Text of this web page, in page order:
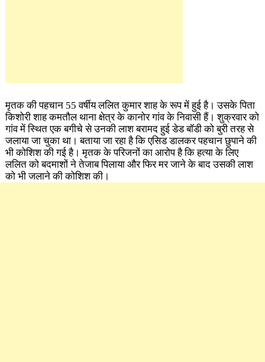
मृतक की पहचान 55 वर्षीय ललित कुमार शाह के रूप में हुई है। उसके पिता
किशोरी शाह कमतौल थाना क्षेत्र के कानोर गांव के निवासी हैं। शुक्रवार को
गांव में स्थित एक बगीचे से उनकी लाश बरामद हुई डेड बॉडी को बुरी तरह से
जलाया जा चुका था। बताया जा रहा है कि एसिड डालकर पहचान छुपाने की
भी कोशिश की गई है। मृतक के परिजनों का आरोप है कि हत्या के लिए
ललित को बदमाशों ने तेजाब पिलाया और फिर मर जाने के बाद उसकी लाश
को भी जलाने की कोशिश की।